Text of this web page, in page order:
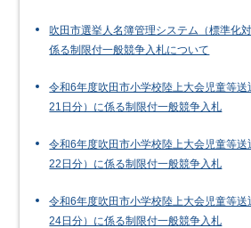
吹田市選挙人名簿管理システム（標準化
係る制限付一般競争入札について
令和6年度吹田市小学校陸上大会児童等送
21日分）に係る制限付一般競争入札
令和6年度吹田市小学校陸上大会児童等送
22日分）に係る制限付一般競争入札
令和6年度吹田市小学校陸上大会児童等送
24日分）に係る制限付一般競争入札